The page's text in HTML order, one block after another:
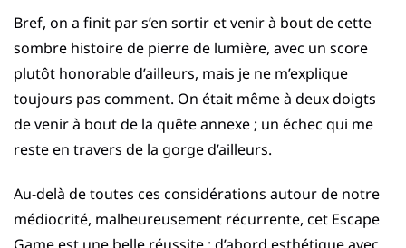
Bref, on a finit par s’en sortir et venir à bout de cette
sombre histoire de pierre de lumière, avec un score
plutôt honorable d’ailleurs, mais je ne m’explique
toujours pas comment. On était même à deux doigts
de venir à bout de la quête annexe ; un échec qui me
reste en travers de la gorge d’ailleurs.
Au-delà de toutes ces considérations autour de notre
médiocrité, malheureusement récurrente, cet Escape